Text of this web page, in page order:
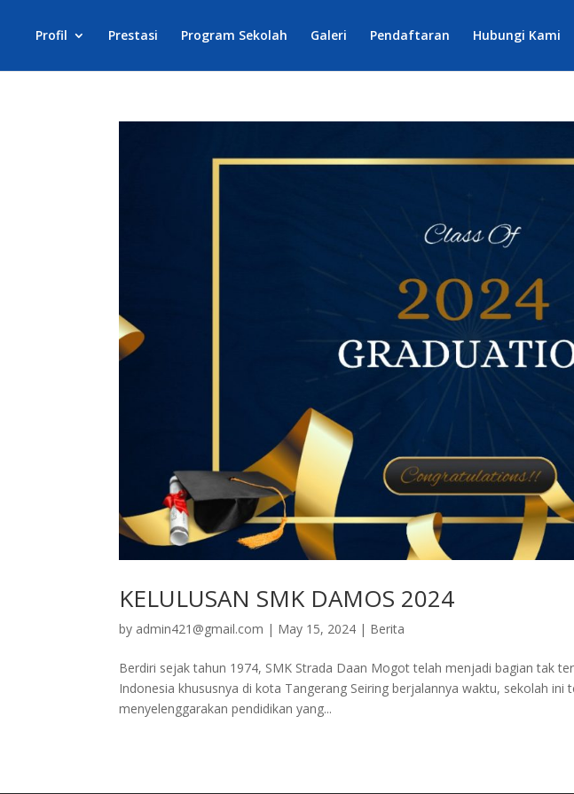
Profil Prestasi Program Sekolah Galeri Pendaftaran Hubungi Kami
KELULUSAN SMK DAMOS 2024
by admin421@gmail.com | May 15, 2024 | Berita
Berdiri sejak tahun 1974, SMK Strada Daan Mogot telah menjadi bagian tak
Indonesia khususnya di kota Tangerang Seiring berjalannya waktu, sekolah
menyelenggarakan pendidikan yang...